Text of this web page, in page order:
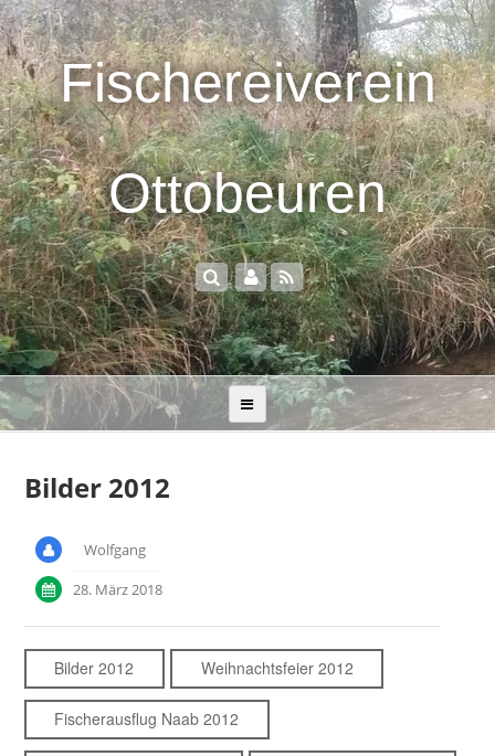
Fischereiverein
Ottobeuren
Bilder 2012
Wolfgang
28. März 2018
Bilder 2012 Weihnachtsfeier 2012
Fischerausflug Naab 2012